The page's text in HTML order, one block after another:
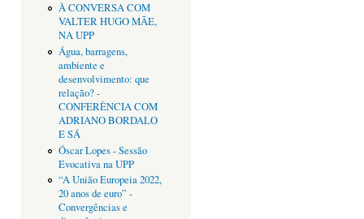
À CONVERSA COM
VALTER HUGO MÃE,
NA UPP
Água, barragens,
ambiente e
desenvolvimento: que
relação? -
CONFERÊNCIA COM
ADRIANO BORDALO
E SÁ
Óscar Lopes - Sessão
Evocativa na UPP
“A União Europeia 2022,
20 anos de euro” -
Convergências e